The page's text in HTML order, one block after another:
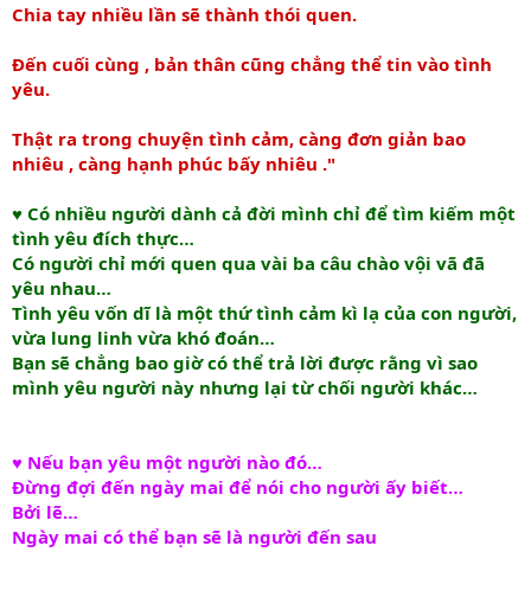
Chia tay nhiều lần sẽ thành thói quen.
Đến cuối cùng , bản thân cũng chẳng thể tin vào tình
yêu.
Thật ra trong chuyện tình cảm, càng đơn giản bao
nhiêu , càng hạnh phúc bấy nhiêu ."
♥ Có nhiều người dành cả đời mình chỉ để tìm kiếm một
tình yêu đích thực…
Có người chỉ mới quen qua vài ba câu chào vội vã đã
yêu nhau…
Tình yêu vốn dĩ là một thứ tình cảm kì lạ của con người,
vừa lung linh vừa khó đoán…
Bạn sẽ chẳng bao giờ có thể trả lời được rằng vì sao
mình yêu người này nhưng lại từ chối người khác…
♥ Nếu bạn yêu một người nào đó…
Đừng đợi đến ngày mai để nói cho người ấy biết…
Bởi lẽ…
Ngày mai có thể bạn sẽ là người đến sau